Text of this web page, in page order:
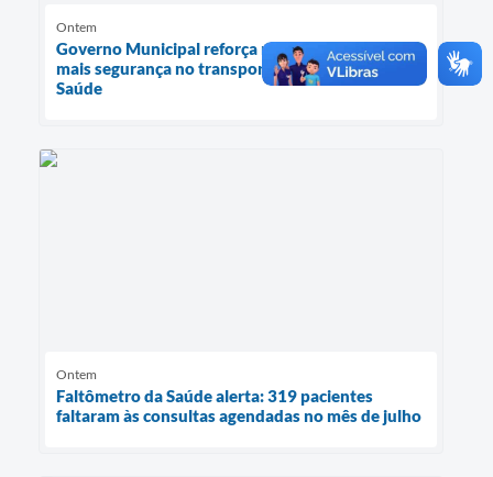
Ontem
Governo Municipal reforça medidas para garantir
mais segurança no transporte de pacientes da
Saúde
Ontem
Faltômetro da Saúde alerta: 319 pacientes
faltaram às consultas agendadas no mês de julho